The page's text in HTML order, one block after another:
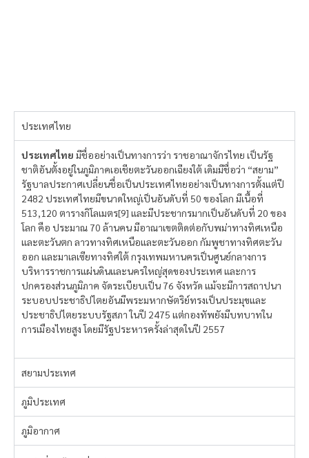
ประเทศไทย
ประเทศไทย มีชื่ออย่างเป็นทางการว่า ราชอาณาจักรไทย เป็นรัฐ
ชาติอันตั้งอยู่ในภูมิภาคเอเชียตะวันออกเฉียงใต้ เดิมมีชื่อว่า “สยาม”
รัฐบาลประกาศเปลี่ยนชื่อเป็นประเทศไทยอย่างเป็นทางการตั้งแต่ปี
2482 ประเทศไทยมีขนาดใหญ่เป็นอันดับที่ 50 ของโลก มีเนื้อที่
513,120 ตารางกิโลเมตร[9] และมีประชากรมากเป็นอันดับที่ 20 ของ
โลก คือ ประมาณ 70 ล้านคน มีอาณาเขตติดต่อกับพม่าทางทิศเหนือ
และตะวันตก ลาวทางทิศเหนือและตะวันออก กัมพูชาทางทิศตะวัน
ออก และมาเลเซียทางทิศใต้ กรุงเทพมหานครเป็นศูนย์กลางการ
บริหารราชการแผ่นดินและนครใหญ่สุดของประเทศ และการ
ปกครองส่วนภูมิภาค จัดระเบียบเป็น 76 จังหวัด แม้จะมีการสถาปนา
ระบอบประชาธิปไตยอันมีพระมหากษัตริย์ทรงเป็นประมุขและ
ประชาธิปไตยระบบรัฐสภา ในปี 2475 แต่กองทัพยังมีบทบาทใน
การเมืองไทยสูง โดยมีรัฐประหารครั้งล่าสุดในปี 2557
สยามประเทศ
ภูมิประเทศ
ภูมิอากาศ